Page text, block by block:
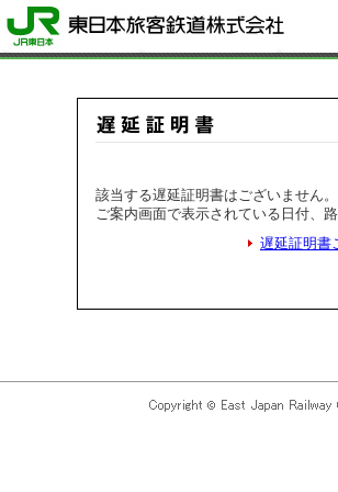
該当する遅延証明書はございません。
ご案内画面で表示されている日付、
遅延証明書